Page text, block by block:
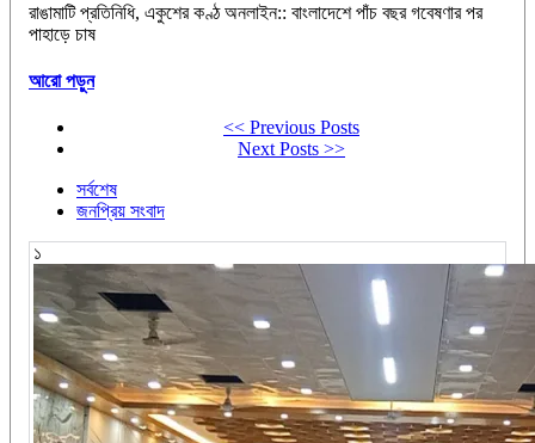
রাঙামাটি প্রতিনিধি, একুশের কণ্ঠ অনলাইন:: বাংলাদেশে পাঁচ বছর গবেষণার পর
পাহাড়ে চাষ
আরো পড়ুন
<< Previous Posts
Next Posts >>
সর্বশেষ
জনপ্রিয় সংবাদ
১